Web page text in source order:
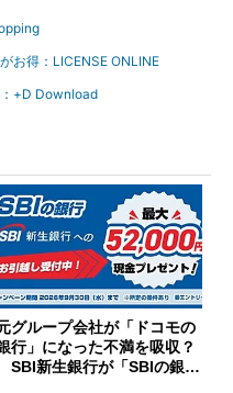
お得：LICENSE ONLINE
+D Download
グループ会社が「ドコモの
行」になった不満を吸収？
SBI新生銀行が「SBIの銀